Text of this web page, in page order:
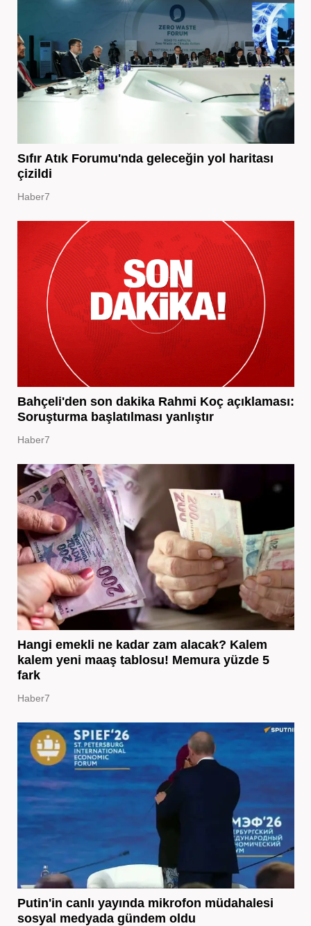
Sıfır Atık Forumu'nda geleceğin yol haritası
çizildi
Haber7
Bahçeli'den son dakika Rahmi Koç açıklaması:
Soruşturma başlatılması yanlıştır
Haber7
Hangi emekli ne kadar zam alacak? Kalem
kalem yeni maaş tablosu! Memura yüzde 5
fark
Haber7
Putin'in canlı yayında mikrofon müdahalesi
sosyal medyada gündem oldu